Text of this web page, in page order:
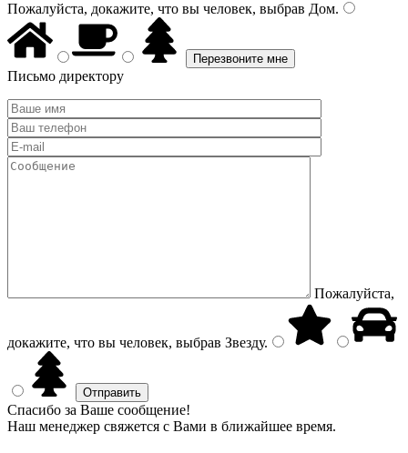
Пожалуйста, докажите, что вы человек, выбрав Дом.
Письмо директору
Пожалуйста,
докажите, что вы человек, выбрав Звезду.
Спасибо за Ваше сообщение!
Наш менеджер свяжется с Вами в ближайшее время.